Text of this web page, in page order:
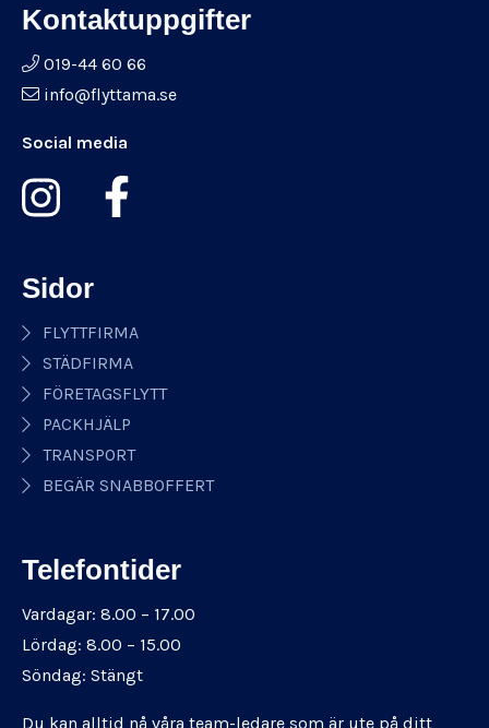
Kontaktuppgifter
019-44 60 66
info@flyttama.se
Social media
Sidor
FLYTTFIRMA
STÄDFIRMA
FÖRETAGSFLYTT
PACKHJÄLP
TRANSPORT
BEGÄR SNABBOFFERT
Telefontider
Vardagar: 8.00 – 17.00
Lördag: 8.00 – 15.00
Söndag: Stängt
Du kan alltid nå våra team-ledare som är ute på ditt